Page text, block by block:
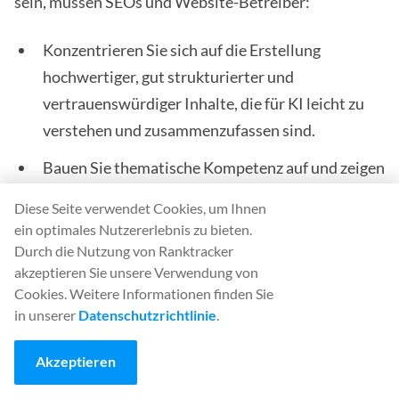
Konzentrieren Sie sich auf die Erstellung
hochwertiger, gut strukturierter und
vertrauenswürdiger Inhalte, die für KI leicht zu
verstehen und zusammenzufassen sind.
Bauen Sie thematische Kompetenz auf und zeigen
Bleiben Sie wachsam, indem Sie Änderungen
sowohl bei den organischen Rankings als auch bei
den AI Overview-Zitaten verfolgen.
Stellen Sie sich auf neue Formate ein und
Modelle von Google noch stärker in den
Diese Seite verwendet Cookies, um Ihnen
ein optimales Nutzererlebnis zu bieten.
Durch die Nutzung von Ranktracker
akzeptieren Sie unsere Verwendung von
Cookies. Weitere Informationen finden Sie
in unserer Datenschutzrichtlinie.
Akzeptieren